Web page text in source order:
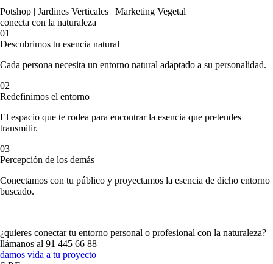
Potshop | Jardines Verticales | Marketing Vegetal
conecta con la naturaleza
01
Descubrimos tu esencia natural
Cada persona necesita un entorno natural adaptado a su personalidad.
02
Redefinimos el entorno
El espacio que te rodea para encontrar la esencia que pretendes
transmitir.
03
Percepción de los demás
Conectamos con tu público y proyectamos la esencia de dicho entorno
buscado.
¿quieres conectar tu entorno personal o profesional con la naturaleza?
llámanos al 91 445 66 88
damos vida a tu proyecto